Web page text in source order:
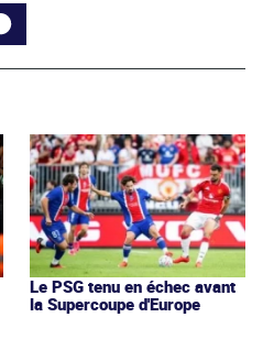
Le PSG tenu en échec avant
la Supercoupe d'Europe